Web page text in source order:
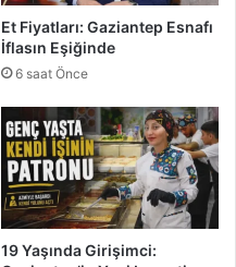
Et Fiyatları: Gaziantep Esnafı
İflasın Eşiğinde
6 saat Önce
19 Yaşında Girişimci: